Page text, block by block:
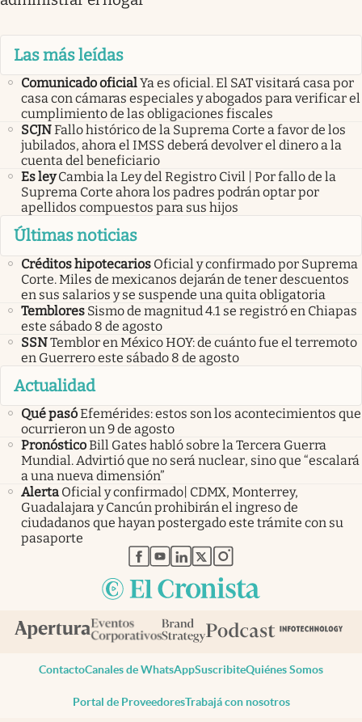
Las más leídas
Comunicado oficialYa es oficial. El SAT visitará casa por
casa con cámaras especiales y abogados para verificar el
cumplimiento de las obligaciones fiscales
SCJNFallo histórico de la Suprema Corte a favor de los
jubilados, ahora el IMSS deberá devolver el dinero a la
cuenta del beneficiario
Es ley Cambia la Ley del Registro Civil | Por fallo de la
Suprema Corte ahora los padres podrán optar por
apellidos compuestos para sus hijos
Últimas noticias
Créditos hipotecarios Oficial y confirmado por Suprema
Corte. Miles de mexicanos dejarán de tener descuentos
en sus salarios y se suspende una quita obligatoria
Temblores Sismo de magnitud 4.1 se registró en Chiapas
este sábado 8 de agosto
SSNTemblor en México HOY: de cuánto fue el terremoto
en Guerrero este sábado 8 de agosto
Actualidad
Qué pasóEfemérides: estos son los acontecimientos que
ocurrieron un 9 de agosto
PronósticoBill Gates habló sobre la Tercera Guerra
Mundial. Advirtió que no será nuclear, sino que “escalará
a una nueva dimensión”
Alerta Oficial y confirmado| CDMX, Monterrey,
Guadalajara y Cancún prohibirán el ingreso de
ciudadanos que hayan postergado este trámite con su
pasaporte
abre en nueva pestaña
abre en nueva pestaña
abre en nueva pestaña
abre en nueva pestaña
abre en nueva pestaña
ContactoCanales de WhatsAppSuscribiteQuiénes Somos
Portal de ProveedoresTrabajá con nosotros